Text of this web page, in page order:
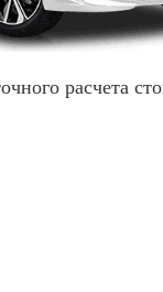
расчета